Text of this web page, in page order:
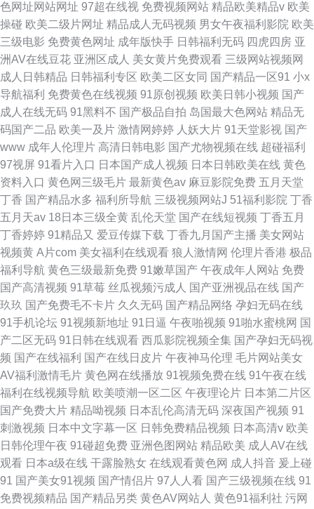
色网址网站网址 97超在线视 免费视频网站 精品欧美精品v 欧美
操碰 欧美二级片网址 精品成人无码视频 男女午夜福利影院 欧美
三级电影 免费黄色网址 成年版快手 日韩福利无码 四虎四房 亚
洲AV在线豆花 亚洲区成人 美女黄片免费观看 三级网站视频网
成人日韩精品 日韩福利专区 欧美二区女同 国产精品一区91 小x
导航福利 免费黄色在线视频 91原创视频 欧美日韩小视频 国产
成人在线无码 91黑料不 国产极品自拍 岛国最大色网站 精品无
码国产二品 欧美一及片 激情网婷婷 人妖大片 91天堂影视 国产
www 成年人伦理片 高清日韩电影 国产尤物视频在线 超碰福利
97视屏 91看片入口 日本国产成人视频 日本日韩欧美在线 黄色
资料入口 黄色网三级毛片 最新黄色av 麻豆影院免费 五月天堂
丁香 国产精品水多 福利所导航 三级视频网站J 51福利影院 丁香
五月天av 18日本三级全黄 乱伦天堂 国产在线短视频 丁香五月
丁香婷婷 91精品又 爱豆传媒下载 丁香九月国产主播 美女网站
视频黄 A片com 美女福利在线观看 狼人激情网 伦理片香港 极品
福利导航 黄色三级最新免费 91嫩草国产 午夜成年人网站 免费
国产高清视频 91草莓 丝瓜视频污成人 国产亚洲视品在线 国产
玖玖 国产免费毛不卡片 久久无码 国产精品网络 孕妇无码在线
91手机论坛 91视频新地址 91日逼 午夜啪视频 91啪水蜜桃网 国
产二区无码 91日韩在线观看 西瓜影院视频全集 国产孕妇无码视
频 国产在线福利 国产在线日皮片 午夜神马伦理 毛片网站美女
AV福利激情毛片 黄色网在线播放 91视频免费在线 91午夜在线
福利在线视频导航 欧美喷潮一区二区 午夜理论片 日本第二片区
国产免费大片 精品呦视频 日本乱伦高清无码 深夜国产视频 91
刺激视频 日本中文字幕一区 日韩免费精品视频 日本高清v 欧美
日韩伦理午夜 91碰超免费 亚洲色图网站 精品欧美 成人AV在线
观看 日本a级在线 干露脸熟女 在线观看黄色网 成人抖音 爰上碰
91 国产美女91视频 国产情侣片 97人人看 国产三级视频在线 91
免费视频精品 国产精品另类 黄色AV网站人 黄色91福利社 污网